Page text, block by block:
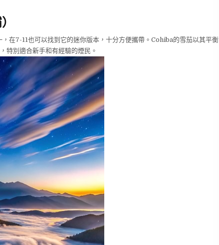
在7-11也可以找到它的迷你版本，十分方便攜帶。Cohiba的雪茄以其平衡
特別適合新手和有經驗的煙民。